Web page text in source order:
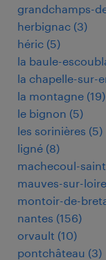
grandchamps-
herbignac (3)
héric (5)
la baule-
la chapelle-sur-
la montagne (19)
le bignon (5)
les sorinières (5)
ligné (8)
machecoul-
mauves-sur-loire
montoir-de-
nantes (156)
orvault (10)
pontchâteau (3)